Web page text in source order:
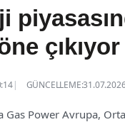
çıkıyor
Gas Power Avrupa,